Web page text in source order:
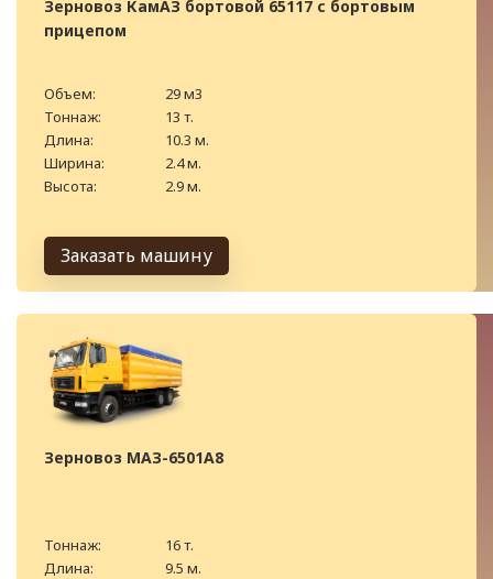
Зерновоз КамАЗ бортовой 65117 с бортовым
прицепом
Объем:
29 м3
Тоннаж:
13 т.
Длина:
10.3 м.
Ширина:
2.4 м.
Высота:
2.9 м.
Заказать машину
Зерновоз МАЗ-6501А8
Тоннаж:
16 т.
Длина:
9.5 м.